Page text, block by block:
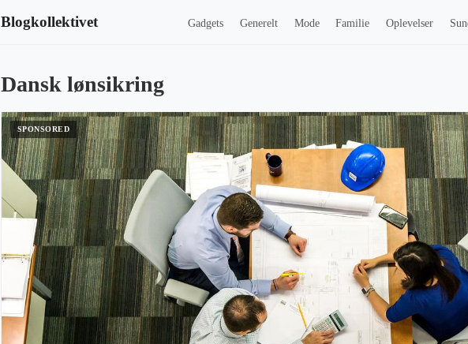
Blogkollektivet Gadgets Generelt Mode Familie Oplevelser
Dansk lønsikring